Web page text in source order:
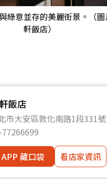
綠意並存的美麗街景。（
軒飯店）
飯店
市大安區敦化南路1段331號
藏口袋
看店家資訊